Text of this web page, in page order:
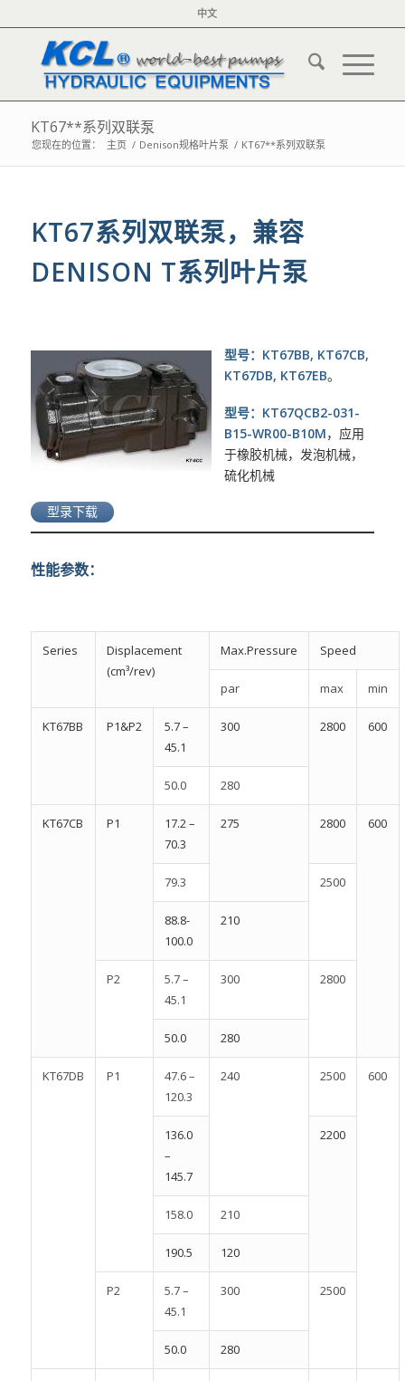
中文
KT67**系列双联泵
您现在的位置： 主页 / Denison规格叶片泵 / KT67**系列双联泵
KT67系列双联泵，兼容
DENISON T系列叶片泵
型号：KT67BB, KT67CB,
KT67DB, KT67EB。
型号：KT67QCB2-031-
B15-WR00-B10M，应用
于橡胶机械，发泡机械，
硫化机械
型录下载
性能参数：
Series
Displacement
(cm³/rev)
Max.Pressure Speed
par max min
KT67BB P1&P2
5.7 –
45.1
300 2800 600
50.0 280
KT67CB P1
17.2 –
70.3
275 2800 600
79.3 2500
88.8-
100.0
210
P2
5.7 –
45.1
300 2800
50.0 280
KT67DB P1
47.6 –
120.3
240 2500 600
136.0
–
145.7
2200
158.0 210
190.5 120
P2
5.7 –
45.1
300 2500
50.0 280